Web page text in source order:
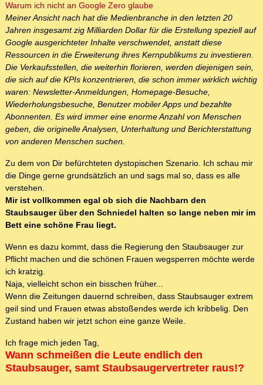
Warum ich nicht an Google Zero glaube
Meiner Ansicht nach hat die Medienbranche in den letzten 20
Jahren insgesamt zig Milliarden Dollar für die Erstellung speziell auf
Google ausgerichteter Inhalte verschwendet, anstatt diese
Ressourcen in die Erweiterung ihres Kernpublikums zu investieren.
Die Verkaufsstellen, die weiterhin florieren, werden diejenigen sein,
die sich auf die KPIs konzentrieren, die schon immer wirklich wichtig
waren: Newsletter-Anmeldungen, Homepage-Besuche,
Wiederholungsbesuche, Benutzer mobiler Apps und bezahlte
Abonnenten. Es wird immer eine enorme Anzahl von Menschen
geben, die originelle Analysen, Unterhaltung und Berichterstattung
von anderen Menschen suchen.
Zu dem von Dir befürchteten dystopischen Szenario. Ich schau mir
die Dinge gerne grundsätzlich an und sags mal so, dass es alle
verstehen.
Mir ist vollkommen egal ob sich die Nachbarn den
Staubsauger über den Schniedel halten so lange neben mir im
Bett eine schöne Frau liegt.
Wenn es dazu kommt, dass die Regierung den Staubsauger zur
Pflicht machen und die schönen Frauen wegsperren möchte werde
ich kratzig.
Naja, vielleicht schon ein bisschen früher...
Wenn die Zeitungen dauernd schreiben, dass Staubsauger extrem
geil sind und Frauen etwas abstoßendes werde ich kribbelig. Den
Zustand haben wir jetzt schon eine ganze Weile.
Ich frage mich jeden Tag,
Wann schmeißen die Leute endlich den
Staubsauger, samt Staubsaugervertreter raus!?